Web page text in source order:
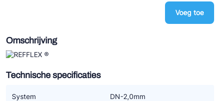
Voeg toe
Omschrijving
Technische specificaties
System DN-2,0mm